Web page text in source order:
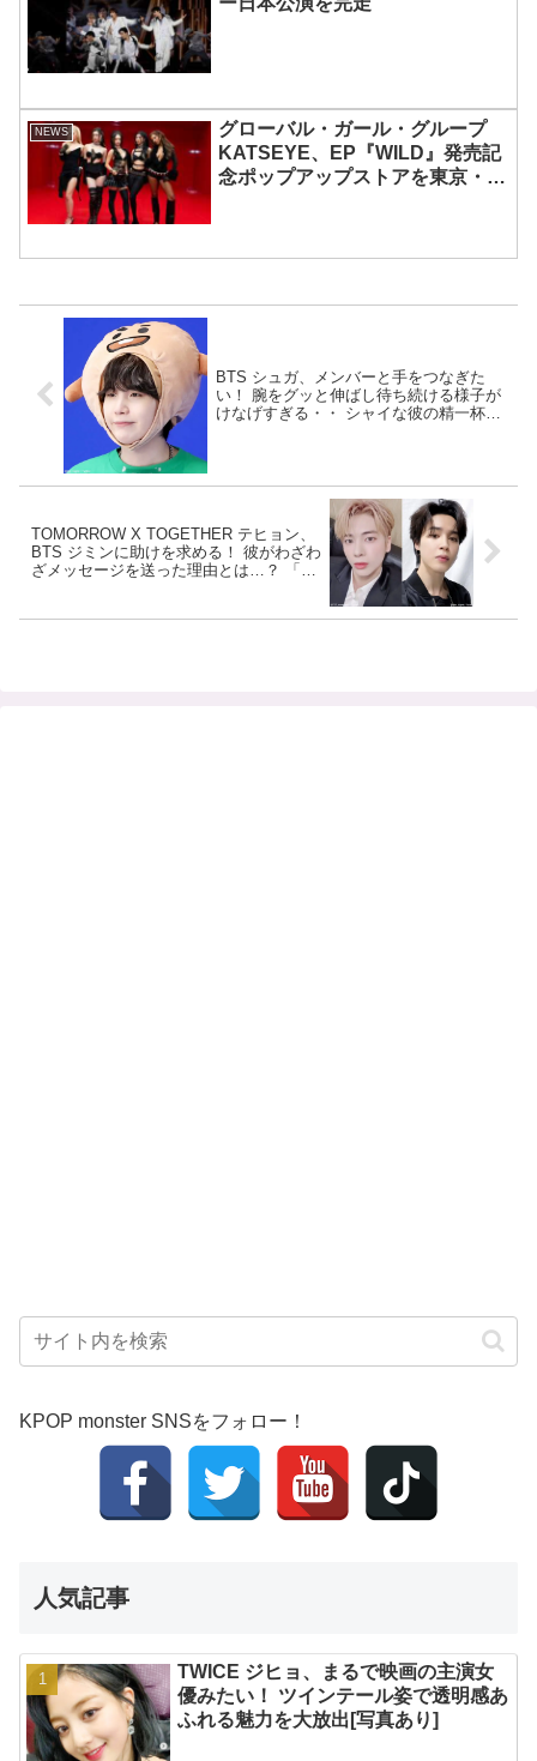
NEWS
グローバル・ガール・グループ
KATSEYE、EP『WILD』発売記
念ポップアップストアを東京・原
BTS シュガ、メンバーと手をつなぎた
い！ 腕をグッと伸ばし待ち続ける様子が
けなげすぎる・・ シャイな彼の精一杯の
TOMORROW X TOGETHER テヒョン、
BTS ジミンに助けを求める！ 彼がわざわ
ざメッセージを送った理由とは…？ 「○○
ほほえましいやりとりにファンほっこり
KPOP monster SNSをフォロー！
人気記事
TWICE ジヒョ、まるで映画の主演女
優みたい！ ツインテール姿で透明感あ
ふれる魅力を大放出[写真あり]